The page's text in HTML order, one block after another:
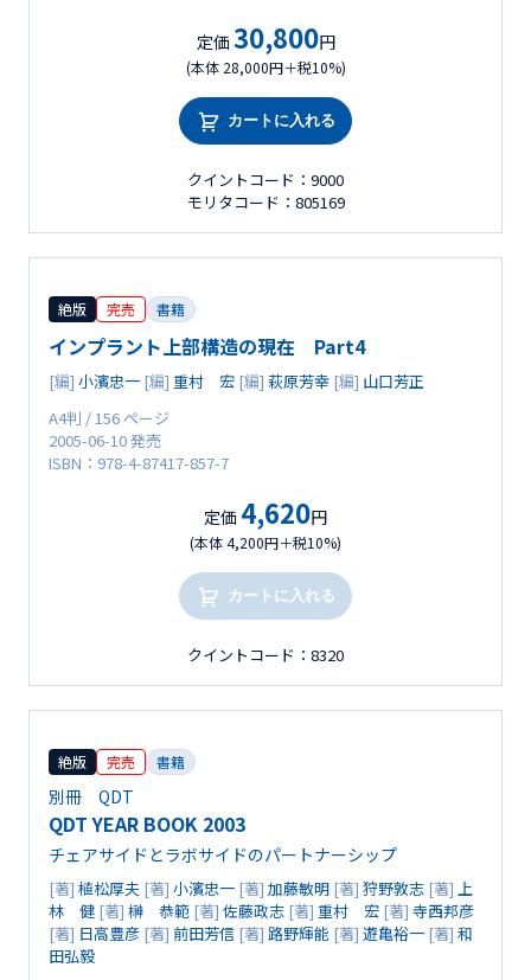
定価 30,800円
(本体 28,000円＋税10%)
カートに入れる
クイントコード：9000
モリタコード：805169
絶版 完売 書籍
インプラント上部構造の現在 Part4
[編] 小濱忠一 [編] 重村 宏 [編] 萩原芳幸 [編] 山口芳正
A4判 / 156 ページ
2005-06-10 発売
ISBN：978-4-87417-857-7
定価 4,620円
(本体 4,200円＋税10%)
カートに入れる
クイントコード：8320
絶版 完売 書籍
別冊 QDT
QDT YEAR BOOK 2003
チェアサイドとラボサイドのパートナーシップ
[著] 植松厚夫 [著] 小濱忠一 [著] 加藤敏明 [著] 狩野敦志 [著] 上
林 健 [著] 榊 恭範 [著] 佐藤政志 [著] 重村 宏 [著] 寺西邦彦
[著] 日高豊彦 [著] 前田芳信 [著] 路野輝能 [著] 遊亀裕一 [著] 和
田弘毅